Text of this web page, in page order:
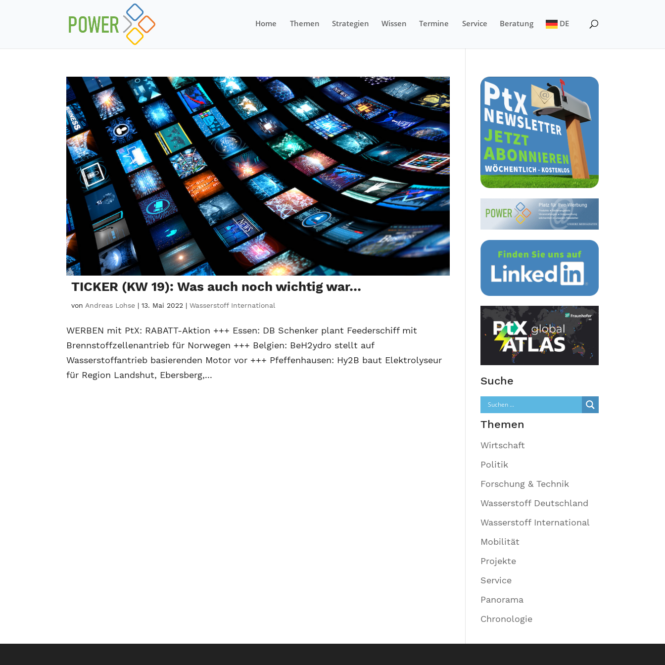
Home Themen Strategien Wissen Termine Service Beratung DE
TICKER (KW 19): Was auch noch wichtig war…
vonAndreas Lohse |13. Mai 2022 |Wasserstoff International
WERBEN mit PtX: RABATT-Aktion +++ Essen: DB Schenker plant Feederschiff mit
Brennstoffzellenantrieb für Norwegen +++ Belgien: BeH2ydro stellt auf
Wasserstoffantrieb basierenden Motor vor +++ Pfeffenhausen: Hy2B baut Elektrolyseur
für Region Landshut, Ebersberg,...
Suche
Themen
Wirtschaft
Politik
Forschung & Technik
Wasserstoff Deutschland
Wasserstoff International
Mobilität
Projekte
Service
Panorama
Chronologie